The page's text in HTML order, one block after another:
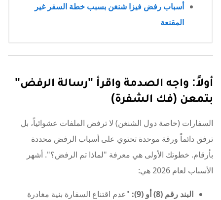
أسباب رفض فيزا شنغن بسبب خطة السفر غير
المقنعة
أولاً: واجه الصدمة واقرأ "رسالة الرفض"
بتمعن (فك الشفرة)
السفارات (خاصة دول الشنغن) لا ترفض الملفات عشوائياً، بل
ترفق دائماً ورقة موحدة تحتوي على أسباب الرفض محددة
بأرقام. خطوتك الأولى هي معرفة "لماذا تم الرفض؟". أشهر
الأسباب لعام 2026 هي:
البند رقم (8) أو (9):
"عدم اقتناع السفارة بنية مغادرة